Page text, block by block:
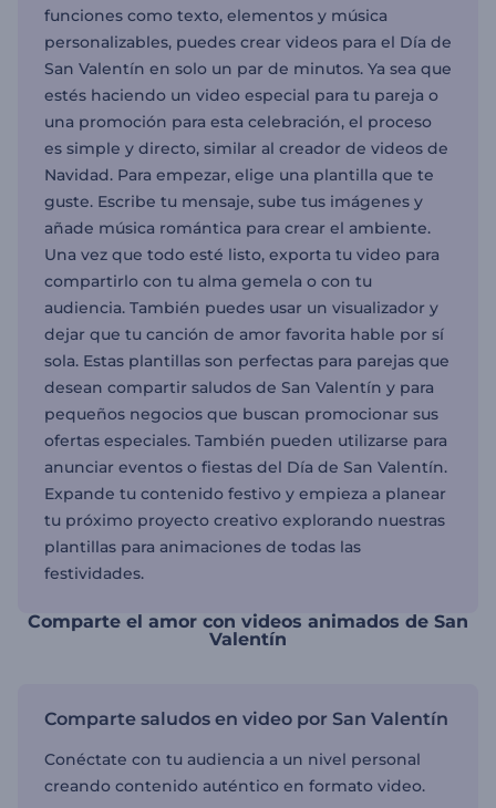
funciones como texto, elementos y música
personalizables, puedes crear videos para el Día de
San Valentín en solo un par de minutos. Ya sea que
estés haciendo un video especial para tu pareja o
una promoción para esta celebración, el proceso
es simple y directo, similar al creador de videos de
Navidad. Para empezar, elige una plantilla que te
guste. Escribe tu mensaje, sube tus imágenes y
añade música romántica para crear el ambiente.
Una vez que todo esté listo, exporta tu video para
compartirlo con tu alma gemela o con tu
audiencia. También puedes usar un visualizador y
dejar que tu canción de amor favorita hable por sí
sola. Estas plantillas son perfectas para parejas que
desean compartir saludos de San Valentín y para
pequeños negocios que buscan promocionar sus
ofertas especiales. También pueden utilizarse para
anunciar eventos o fiestas del Día de San Valentín.
Expande tu contenido festivo y empieza a planear
tu próximo proyecto creativo explorando nuestras
plantillas para animaciones de todas las
festividades.
Comparte el amor con videos animados de San
Valentín
Comparte saludos en video por San Valentín
Conéctate con tu audiencia a un nivel personal
creando contenido auténtico en formato video.